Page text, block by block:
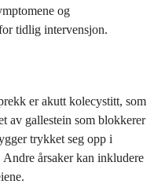
og
tidlig intervensjon.
er akutt kolecystitt, som
av gallestein som blokkerer
trykket seg opp i
årsaker kan inkludere